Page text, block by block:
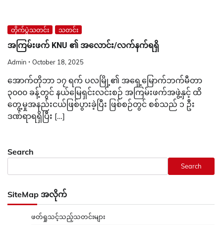
တိုက်ပွဲသတင်း သတင်း
အကြမ်းဖက် KNU ၏ အလောင်း/လက်နက်ရရှိ
Admin October 18, 2025
အောက်တိုဘာ ၁၇ ရက် ပလမြို့၏ အရှေ့မြောက်ဘက်မီတာ
၃၀၀၀ ခန့်တွင် နယ်မြေရှင်းလင်းစဉ် အကြမ်းဖက်အဖွဲ့နှင့် ထိ
တွေ့မှုအနည်းငယ်ဖြစ်ပွားခဲ့ပြီး ဖြစ်စဉ်တွင် စစ်သည် ၁ ဦး
ဒဏ်ရာရရှိပြီး […]
Search
Search
SiteMap အလိုက်
ဖတ်ရှုသင့်သည့်သတင်းများ